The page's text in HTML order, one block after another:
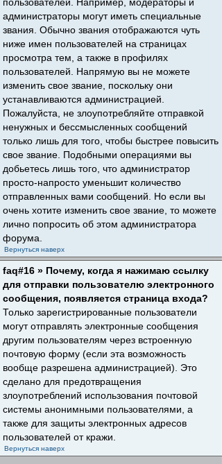
администраторы могут иметь специальные
звания. Обычно звания отображаются чуть
ниже имен пользователей на страницах
просмотра тем, а также в профилях
пользователей. Напрямую вы не можете
изменить свое звание, поскольку они
устанавливаются администрацией.
Пожалуйста, не злоупотребляйте отправкой
ненужных и бессмысленных сообщений
только лишь для того, чтобы быстрее повысить
свое звание. Подобными операциями вы
добьетесь лишь того, что администратор
просто-напросто уменьшит количество
отправленных вами сообщений. Но если вы
очень хотите изменить свое звание, то можете
лично попросить об этом администратора
форума.
Вернуться наверх
faq#16 » Почему, когда я нажимаю ссылку
для отправки пользователю электронного
сообщения, появляется страница входа?
Только зарегистрированные пользователи
могут отправлять электронные сообщения
другим пользователям через встроенную
почтовую форму (если эта возможность
вообще разрешена администрацией). Это
сделано для предотвращения
злоупотреблений использования почтовой
системы анонимными пользователями, а
также для защиты электронных адресов
пользователей от кражи.
Вернуться наверх